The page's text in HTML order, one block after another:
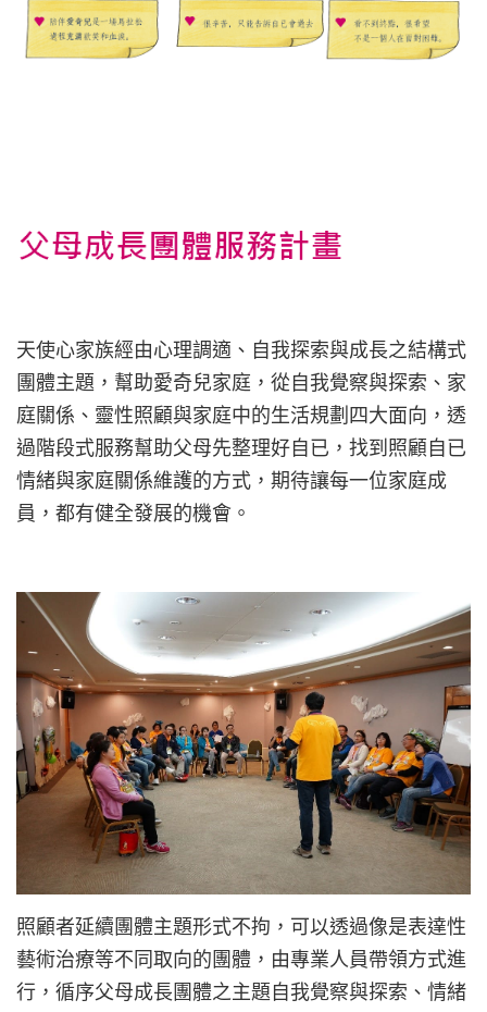
天使心家族經由心理調適、自我探索與成長之結構式
團體主題，幫助愛奇兒家庭，從自我覺察與探索、家
庭關係、靈性照顧與家庭中的生活規劃四大面向，透
過階段式服務幫助父母先整理好自已，找到照顧自已
情緒與家庭關係維護的方式，期待讓每一位家庭成
員，都有健全發展的機會。
照顧者延續團體主題形式不拘，可以透過像是表達性
藝術治療等不同取向的團體，由專業人員帶領方式進
行，循序父母成長團體之主題自我覺察與探索、情緒